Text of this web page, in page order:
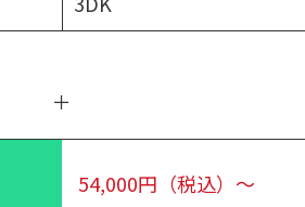
＋
54,000円（税込）～